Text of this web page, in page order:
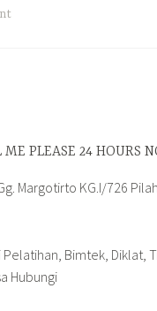
ME PLEASE 24 HOURS
Margotirto KG.I/726
Pelatihan, Bimtek, Diklat,
Hubungi